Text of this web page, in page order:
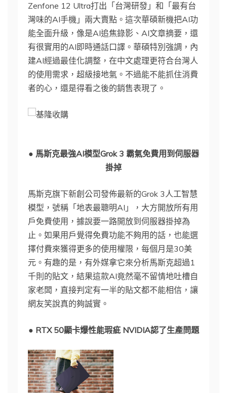
Zenfone 12 Ultra打出「台灣研發」和「最有台
灣味的AI手機」兩大賣點。這次華碩新機把AI功
能全面升級，像是AI追焦錄影、AI文章摘要，還
有很實用的AI即時通話口譯。華碩特別強調，內
建AI經過最佳化調整，在中文處理更符合台灣人
的使用需求，超級接地氣。不過能不能抓住消費
者的心，還是得看之後的銷售表現了。
● 馬斯克最強AI模型Grok 3 霸氣免費用到伺服器
掛掉
馬斯克旗下新創公司發佈最新的Grok 3人工智慧
模型，號稱「地表最聰明AI」，大方開放所有用
戶免費使用，據說要一路開放到伺服器掛掉為
止。如果用戶覺得免費功能不夠用的話，也能選
擇付費來獲得更多的使用權限，每個月是30美
元。有趣的是，有外媒拿它來分析馬斯克超過1
千則的貼文，結果這款AI竟然毫不留情地吐槽自
家老闆，直接判定有一半的貼文都不能相信，讓
網友笑說真的夠誠實。
● RTX 50顯卡爆性能瑕疵 NVIDIA認了生產問題